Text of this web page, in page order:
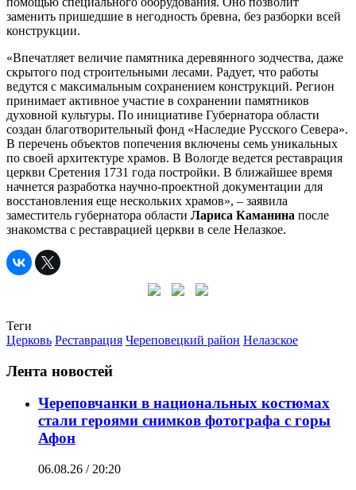
заменить пришедшие в негодность бревна, без разборки всей
конструкции.
«Впечатляет величие памятника деревянного зодчества, даже
скрытого под строительными лесами. Радует, что работы
ведутся с максимальным сохранением конструкций. Регион
принимает активное участие в сохранении памятников
духовной культуры. По инициативе Губернатора области
создан благотворительный фонд «Наследие Русского Севера».
В перечень объектов попечения включены семь уникальных
по своей архитектуре храмов. В Вологде ведется реставрация
церкви Сретения 1731 года постройки. В ближайшее время
начнется разработка научно-проектной документации для
восстановления еще нескольких храмов», – заявила
заместитель губернатора области Лариса Каманина после
знакомства с реставрацией церкви в селе Нелазкое.
Теги
Церковь Реставрация Череповецкий район Нелазское
Лента новостей
Череповчанки в национальных костюмах
стали героями снимков фотографа с горы
Афон
06.08.26 / 20:20